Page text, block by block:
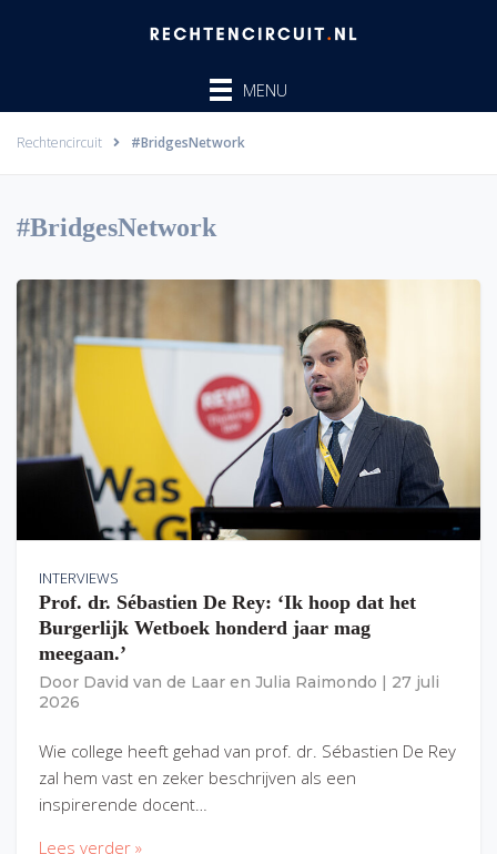
MENU
Rechtencircuit #BridgesNetwork
#BridgesNetwork
INTERVIEWS
Prof. dr. Sébastien De Rey: ‘Ik hoop dat het
Burgerlijk Wetboek honderd jaar mag
meegaan.’
Door David van de Laar en Julia Raimondo
27 juli
2026
Wie college heeft gehad van prof. dr. Sébastien De Rey
zal hem vast en zeker beschrijven als een
inspirerende docent…
Lees verder »